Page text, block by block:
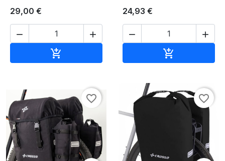
29,00 €
 

24,93 €
 

favorite_border favorite_border